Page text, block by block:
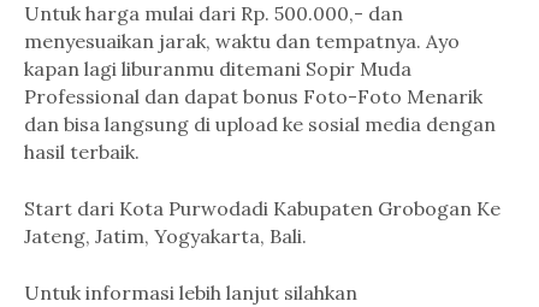
Untuk harga mulai dari Rp. 500.000,- dan
menyesuaikan jarak, waktu dan tempatnya. Ayo
kapan lagi liburanmu ditemani Sopir Muda
Professional dan dapat bonus Foto-Foto Menarik
dan bisa langsung di upload ke sosial media dengan
hasil terbaik.
Start dari Kota Purwodadi Kabupaten Grobogan Ke
Jateng, Jatim, Yogyakarta, Bali.
Untuk informasi lebih lanjut silahkan